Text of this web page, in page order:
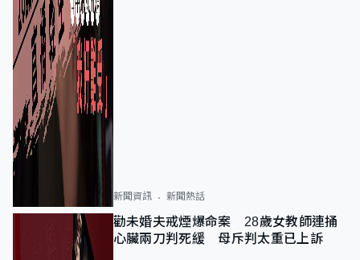
新聞資訊 新聞熱話
勸未婚夫戒煙爆命案 28歲女教師連捅
心臟兩刀判死緩 母斥判太重已上訴